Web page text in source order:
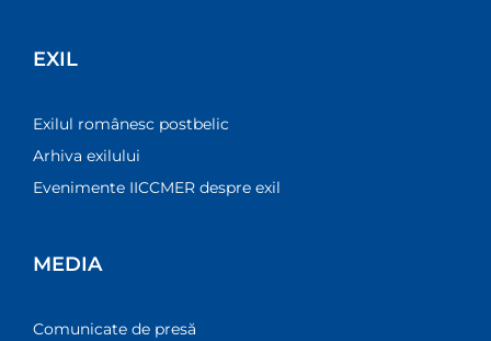
EXIL
Exilul românesc postbelic
Arhiva exilului
Evenimente IICCMER despre exil
MEDIA
Comunicate de presă